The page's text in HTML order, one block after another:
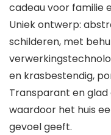
cadeau voor familie
Uniek ontwerp:
schilderen, met
en krasbestendig,
Transparant en glad
waardoor het huis
gevoel geeft.